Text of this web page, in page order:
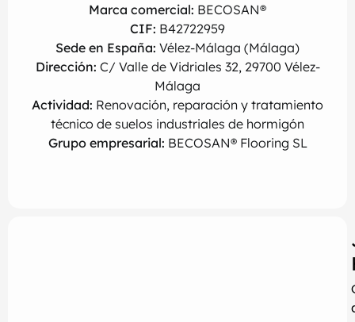
Marca comercial: BECOSAN®
CIF: B42722959
Sede en España: Vélez-Málaga (Málaga)
Dirección: C/ Valle de Vidriales 32, 29700 Vélez-
Málaga
Actividad: Renovación, reparación y tratamiento
técnico de suelos industriales de hormigón
Grupo empresarial: BECOSAN® Flooring SL